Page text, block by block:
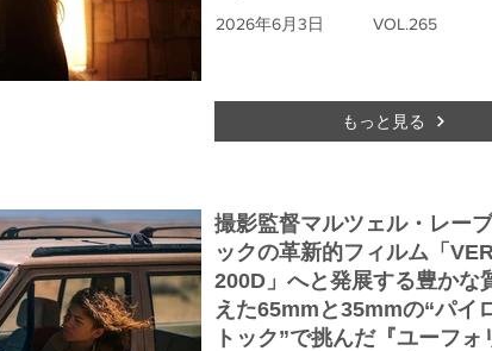
2026年6月3日 VOL.265
もっと見る
撮影監督マルツェル・レー
ックの革新的フィルム「
200D」へと発展する豊かな
えた65mmと35mmの“パイ
トック”で挑んだ『ユーフォ